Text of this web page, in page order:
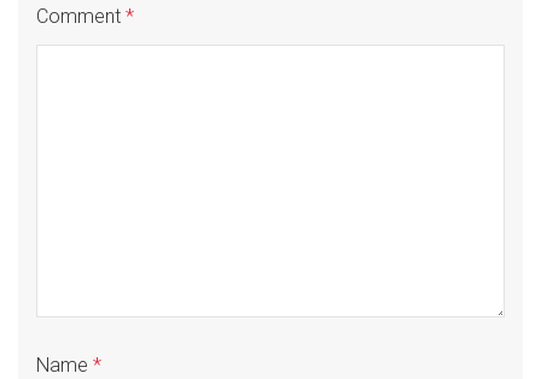
Comment *
Name *